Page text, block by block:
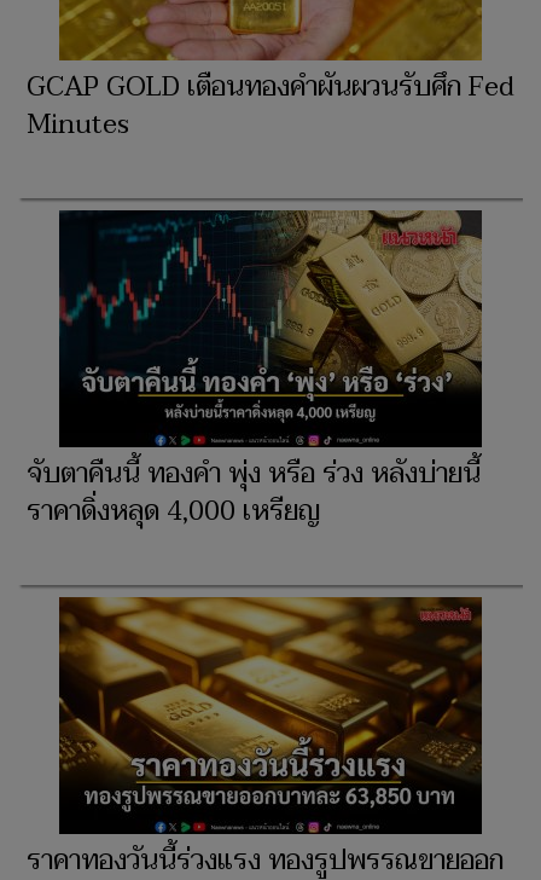
GCAP GOLD เตือนทองคำผันผวนรับศึก Fed
Minutes
จับตาคืนนี้ ทองคำ พุ่ง หรือ ร่วง หลังบ่ายนี้
ราคาดิ่งหลุด 4,000 เหรียญ
ราคาทองวันนี้ร่วงแรง ทองรูปพรรณขายออก